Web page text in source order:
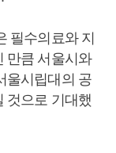
필수의료와 지
만큼 서울시와
울시립대의 공
것으로 기대했